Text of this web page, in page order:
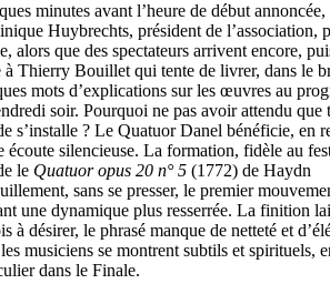
minutes avant l’heure de début annoncée,
Huybrechts, président de l’association,
alors que des spectateurs arrivent encore,
à Thierry Bouillet qui tente de livrer, dans le
mots d’explications sur les œuvres au
soir. Pourquoi ne pas avoir attendu que
s’installe ? Le Quatuor Danel bénéficie, en
écoute silencieuse. La formation, fidèle au
le Quatuor opus 20 n° 5 (1772) de Haydn
sans se presser, le premier
une dynamique plus resserrée. La finition
à désirer, le phrasé manque de netteté et
musiciens se montrent subtils et spirituels,
dans le Finale.